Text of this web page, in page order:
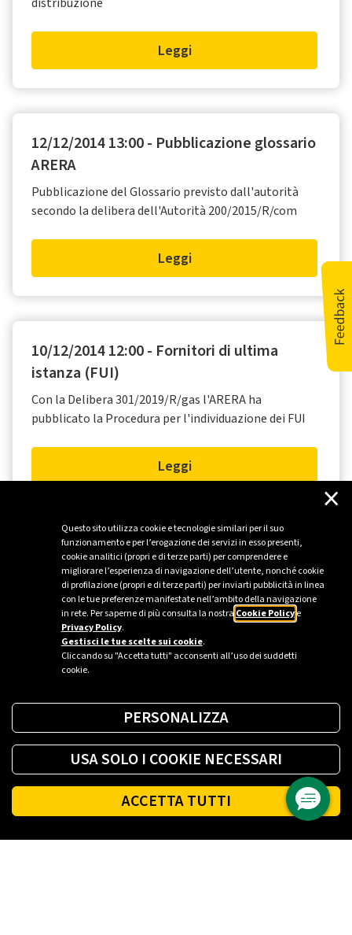
Questo sito utilizza cookie e tecnologie similari per il suo
funzionamento e per l’erogazione dei servizi in esso presenti,
cookie analitici (propri e di terze parti) per comprendere e
migliorare l’esperienza di navigazione dell’utente, nonché cookie
di profilazione (propri e di terze parti) per inviarti pubblicità in linea
con le tue preferenze manifestate nell’ambito della navigazione
in rete. Per saperne di più consulta la nostra Cookie Policye
Privacy Policy.
Gestisci le tue scelte sui cookie.
Cliccando su "Accetta tutti" acconsenti all’uso dei suddetti
cookie.
×
PERSONALIZZA
USA SOLO I COOKIE NECESSARI
ACCETTA TUTTI
Leggi
12/12/2014 13:00 - Pubblicazione glossario
ARERA
Pubblicazione del Glossario previsto dall'autorità
secondo la delibera dell'Autorità 200/2015/R/com
Leggi
10/12/2014 12:00 - Fornitori di ultima
istanza (FUI)
Con la Delibera 301/2019/R/gas l'ARERA ha
pubblicato la Procedura per l'individuazione dei FUI
Leggi